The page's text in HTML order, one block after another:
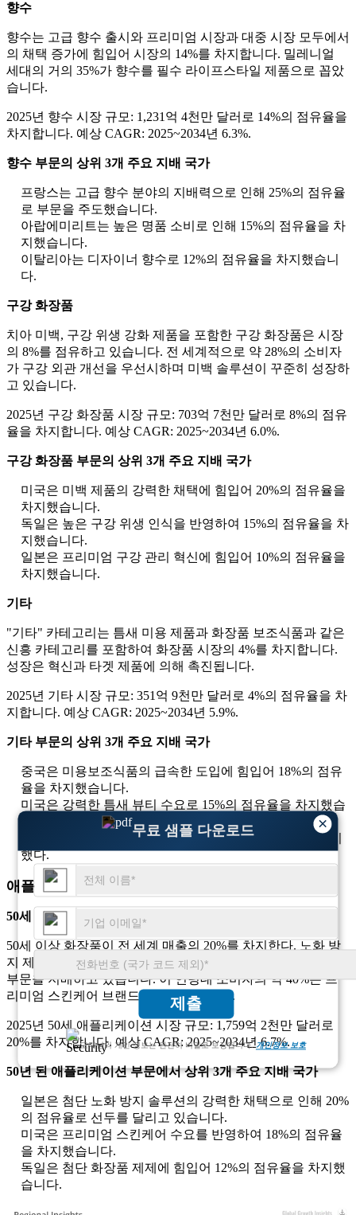
×
무료 샘플 다운로드
제출
고객님의 개인 정보는 완전히 비밀로 보장됩니다.개인정보 보호
향수
향수는 고급 향수 출시와 프리미엄 시장과 대중 시장 모두에서
의 채택 증가에 힘입어 시장의 14%를 차지합니다. 밀레니얼
세대의 거의 35%가 향수를 필수 라이프스타일 제품으로 꼽았
습니다.
2025년 향수 시장 규모: 1,231억 4천만 달러로 14%의 점유율을
차지합니다. 예상 CAGR: 2025~2034년 6.3%.
향수 부문의 상위 3개 주요 지배 국가
프랑스는 고급 향수 분야의 지배력으로 인해 25%의 점유율
로 부문을 주도했습니다.
아랍에미리트는 높은 명품 소비로 인해 15%의 점유율을 차
지했습니다.
이탈리아는 디자이너 향수로 12%의 점유율을 차지했습니
다.
구강 화장품
치아 미백, 구강 위생 강화 제품을 포함한 구강 화장품은 시장
의 8%를 점유하고 있습니다. 전 세계적으로 약 28%의 소비자
가 구강 외관 개선을 우선시하며 미백 솔루션이 꾸준히 성장하
고 있습니다.
2025년 구강 화장품 시장 규모: 703억 7천만 달러로 8%의 점유
율을 차지합니다. 예상 CAGR: 2025~2034년 6.0%.
구강 화장품 부문의 상위 3개 주요 지배 국가
미국은 미백 제품의 강력한 채택에 힘입어 20%의 점유율을
차지했습니다.
독일은 높은 구강 위생 인식을 반영하여 15%의 점유율을 차
지했습니다.
일본은 프리미엄 구강 관리 혁신에 힘입어 10%의 점유율을
차지했습니다.
기타
"기타" 카테고리는 틈새 미용 제품과 화장품 보조식품과 같은
신흥 카테고리를 포함하여 화장품 시장의 4%를 차지합니다.
성장은 혁신과 타겟 제품에 의해 촉진됩니다.
2025년 기타 시장 규모: 351억 9천만 달러로 4%의 점유율을 차
지합니다. 예상 CAGR: 2025~2034년 5.9%.
기타 부문의 상위 3개 주요 지배 국가
중국은 미용보조식품의 급속한 도입에 힘입어 18%의 점유
율을 차지했습니다.
미국은 강력한 틈새 뷰티 수요로 15%의 점유율을 차지했습
한국은 하이브리드 화장품을 중심으로 점유율 10%를 차지
했다.
애플리케이션별
50세
50세 이상 화장품이 전 세계 매출의 20%를 차지한다. 노화 방
지 제품, 피부 수분 공급, 헤어 컬러 솔루션에 대한 수요가 이
부문을 지배하고 있습니다. 이 연령대 소비자의 약 40%는 프
리미엄 스킨케어 브랜드를 우선시합니다.
2025년 50세 애플리케이션 시장 규모: 1,759억 2천만 달러로
20%를 차지합니다. 예상 CAGR: 2025~2034년 6.7%.
50년 된 애플리케이션 부문에서 상위 3개 주요 지배 국가
일본은 첨단 노화 방지 솔루션의 강력한 채택으로 인해 20%
의 점유율로 선두를 달리고 있습니다.
미국은 프리미엄 스킨케어 수요를 반영하여 18%의 점유율
을 차지했습니다.
독일은 첨단 화장품 제제에 힘입어 12%의 점유율을 차지했
습니다.